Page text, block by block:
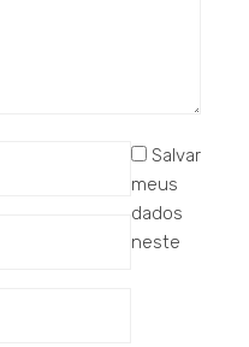
Salvar
meus
dados
neste